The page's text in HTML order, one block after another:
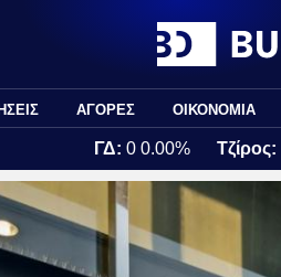
ΑΓΟΡΕΣ ΟΙΚΟΝΟΜΙΑ
ΓΔ: 0 0.00% Τζίρος: